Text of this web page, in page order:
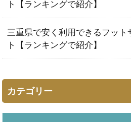
ト【ランキングで紹介】
三重県で安く利用できるフット
ト【ランキングで紹介】
カテゴリー